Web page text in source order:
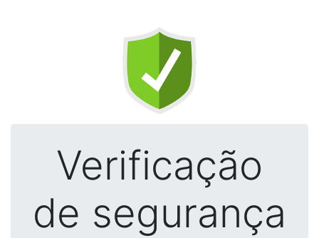
Verificação
de segurança